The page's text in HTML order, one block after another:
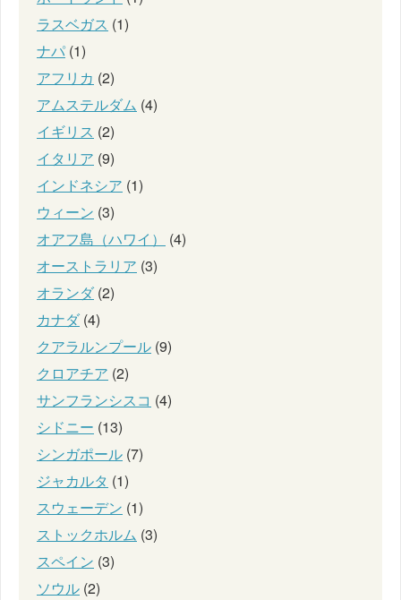
ラスベガス (1)
ナパ (1)
アフリカ (2)
アムステルダム (4)
イギリス (2)
イタリア (9)
インドネシア (1)
ウィーン (3)
オアフ島（ハワイ）
(4)
オーストラリア (3)
オランダ(2)
カナダ(4)
クアラルンプール (9)
クロアチア (2)
サンフランシスコ (4)
シドニー (13)
シンガポール (7)
ジャカルタ (1)
スウェーデン (1)
ストックホルム (3)
スペイン (3)
ソウル (2)